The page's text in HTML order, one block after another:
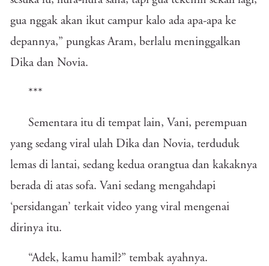
gua nggak akan ikut campur kalo ada apa-apa ke
depannya,” pungkas Aram, berlalu meninggalkan
Dika dan Novia.
***
Sementara itu di tempat lain, Vani, perempuan
yang sedang viral ulah Dika dan Novia, terduduk
lemas di lantai, sedang kedua orangtua dan kakaknya
berada di atas sofa. Vani sedang mengahdapi
‘persidangan’ terkait video yang viral mengenai
dirinya itu.
“Adek, kamu hamil?” tembak ayahnya.